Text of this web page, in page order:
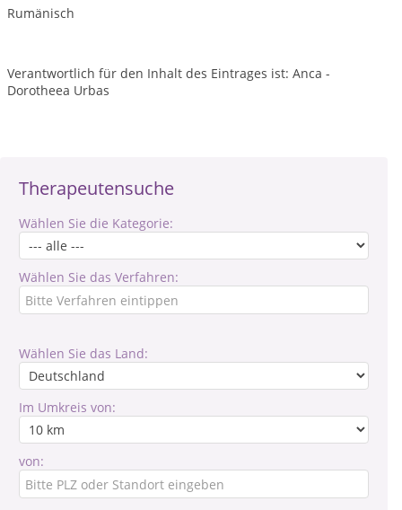
Therapeutensuche
Wählen Sie die Kategorie:
Wählen Sie das Verfahren:
Wählen Sie das Land:
Im Umkreis von:
von:
Rumänisch
Verantwortlich für den Inhalt des Eintrages ist: Anca -
Dorotheea Urbas